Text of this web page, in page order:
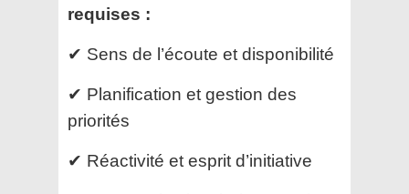
requises :
✔ Sens de l’écoute et disponibilité
✔ Planification et gestion des
priorités
✔ Réactivité et esprit d’initiative